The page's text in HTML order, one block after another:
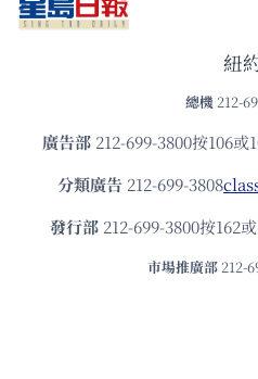
紐
總機 212-
廣告部212-699-3800按106或
分類廣告 212-699-3808
發⾏部 212-699-3800按162
市場推廣部 212-